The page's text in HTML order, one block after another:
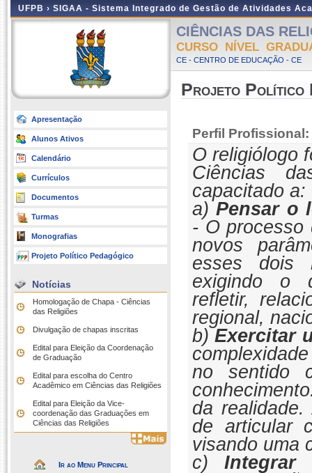
UFPB › SIGAA - Sistema Integrado de Gestão de Atividades
Apresentação
Alunos Ativos
Calendário
Currículos
Documentos
Turmas
Monografias
Projeto Político Pedagógico
Notícias
Homologação de Chapa - Ciências
das Religiões
Divulgação de chapas inscritas
Edital para Eleição da Coordenação
de Graduação
Edital para escolha do Centro
Acadêmico em Ciências das Religiões
Edital para Eleição da Vice-
coordenação das Graduações em
Ciências das Religiões
Ir ao Menu Principal
CIÊNCIAS DAS
CURSO NÍVEL
CE - CENTRO DE EDUCAÇÃO - CE
Projeto Político
Perfil Profissional:
O religiólogo
Ciências
capacitado a:
a)Pensar o
- O processo
novos
esses dois
exigindo o
refletir,
regional,
b)Exercitar
no sentido
da
de articular
visando uma
c)Integrar